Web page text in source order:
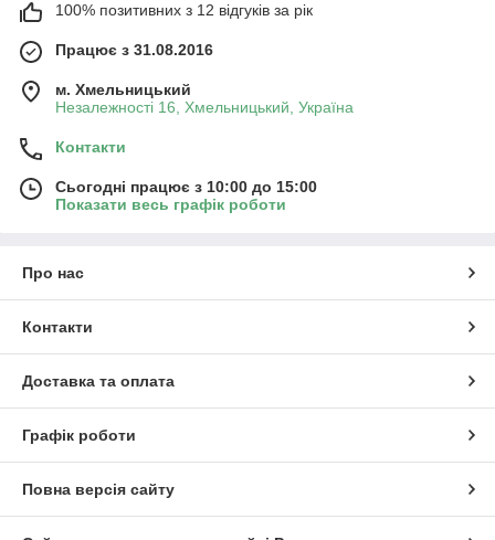
100% позитивних з 12 відгуків за рік
Працює з 31.08.2016
м. Хмельницький
Незалежності 16, Хмельницький, Україна
Контакти
Сьогодні працює з 10:00 до 15:00
Показати весь графік роботи
Про нас
Контакти
Доставка та оплата
Графік роботи
Повна версія сайту